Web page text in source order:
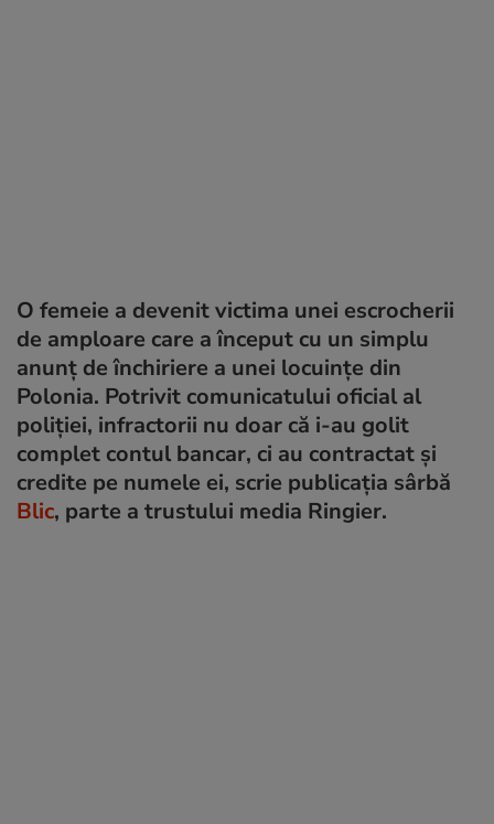
O femeie a devenit victima unei escrocherii
de amploare care a început cu un simplu
anunț de închiriere a unei locuințe din
Polonia. Potrivit comunicatului oficial al
poliției, infractorii nu doar că i-au golit
complet contul bancar, ci au contractat și
credite pe numele ei, scrie publicația sârbă
Blic, parte a trustului media Ringier.